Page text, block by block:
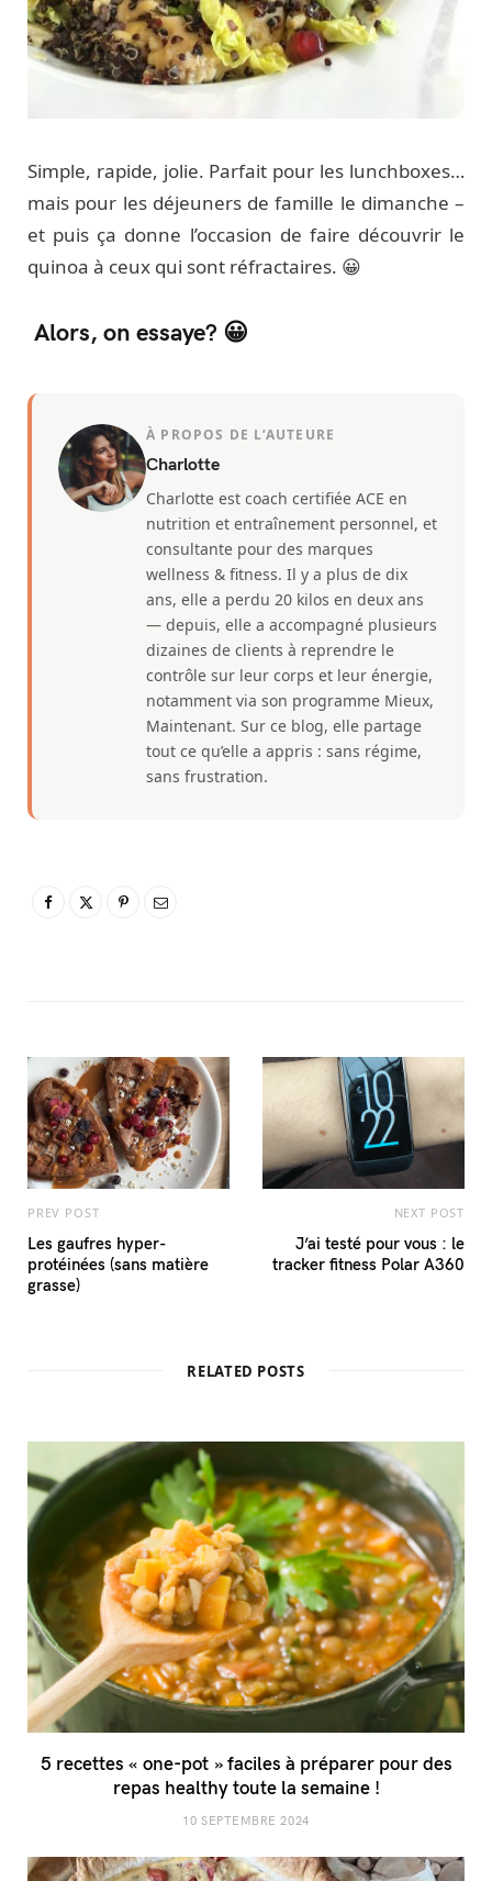
Simple, rapide, jolie. Parfait pour les lunchboxes…
mais pour les déjeuners de famille le dimanche –
et puis ça donne l’occasion de faire découvrir le
quinoa à ceux qui sont réfractaires. 😀
Alors, on essaye? 😀
À PROPOS DE L’AUTEURE
Charlotte
Charlotte est coach certifiée ACE en
nutrition et entraînement personnel, et
consultante pour des marques
wellness & fitness. Il y a plus de dix
ans, elle a perdu 20 kilos en deux ans
— depuis, elle a accompagné plusieurs
dizaines de clients à reprendre le
contrôle sur leur corps et leur énergie,
notamment via son programme Mieux,
Maintenant. Sur ce blog, elle partage
tout ce qu’elle a appris : sans régime,
sans frustration.
PREV POST
Les gaufres hyper-
protéinées (sans matière
grasse)
NEXT POST
J’ai testé pour vous : le
tracker fitness Polar A360
RELATED POSTS
5 recettes « one-pot » faciles à préparer pour des
repas healthy toute la semaine !
10 SEPTEMBRE 2024